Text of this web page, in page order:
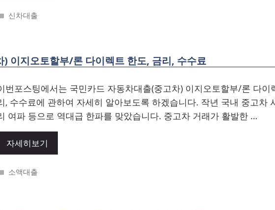
Categories
신차대출
이지오토할부/론 다이렉트 한도, 금리, 수수료
번포스팅에서는 국민카드 자동차대출(중고차) 이지오토할부/론 다이
, 수수료에 관하여 자세히 알아보도록 하겠습니다. 작년 국내 중고차
여파 등으로 역대급 한파를 맞았습니다. 중고차 거래가 활발한 …
자세히보기
Categories
소액대출